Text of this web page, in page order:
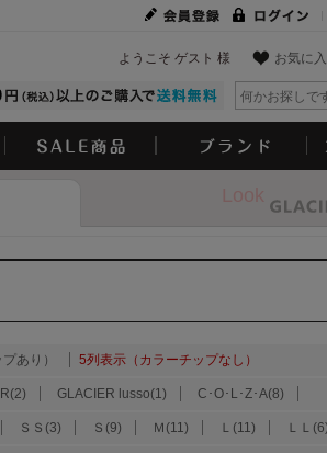
お気に
ようこそ ゲスト 様
Look
あり） 5列表示（カラーチップなし）
GLACIER lusso(1) C･O･L･Z･A(8)
ＳＳ(3) Ｓ(9) Ｍ(11) Ｌ(11) ＬＬ